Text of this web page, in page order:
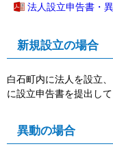
法人設立申告書・
新規設立の場合
白石町内に法人を設立
に設立申告書を提出して
異動の場合